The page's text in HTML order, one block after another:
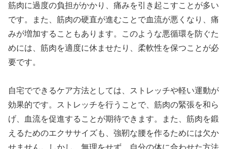
筋肉に過度の負担がかかり、痛みを引き起こすことが多い
です。また、筋肉の硬直が進むことで血流が悪くなり、痛
みが増加することもあります。このような悪循環を防ぐた
めには、筋肉を適度に休ませたり、柔軟性を保つことが必
要です。
自宅でできるケア方法としては、ストレッチや軽い運動が
効果的です。ストレッチを行うことで、筋肉の緊張を和ら
げ、血流を促進することが期待できます。また、筋肉を鍛
えるためのエクササイズも、強靭な腰を作るためには欠か
せません。しかし、無理をせず、自分の体に合わせた方法